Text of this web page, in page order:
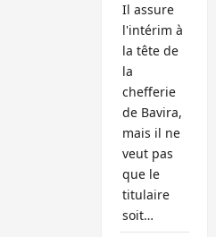
Il assure
l'intérim à
la tête de
la
chefferie
de Bavira,
mais il ne
veut pas
que le
titulaire
soit…